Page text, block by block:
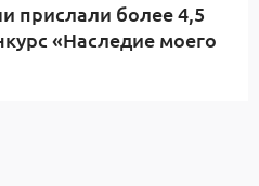
прислали более 4,5
«Наследие моего